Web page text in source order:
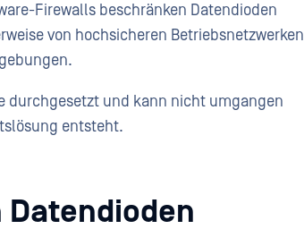
Firewalls beschränken Datendioden
von hochsicheren Betriebsnetzwerken
durchgesetzt und kann nicht umgangen
entsteht.